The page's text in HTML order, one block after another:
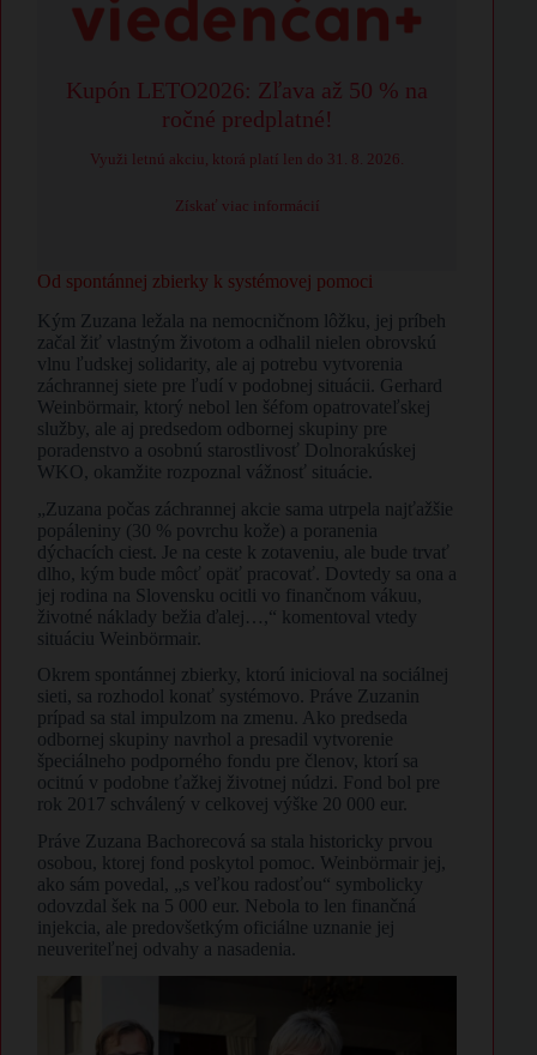
Kupón LETO2026: Zľava až 50 % na
ročné predplatné!
Využi letnú akciu, ktorá platí len do 31. 8. 2026.
Získať viac informácií
Od spontánnej zbierky k systémovej pomoci
Kým Zuzana ležala na nemocničnom lôžku, jej príbeh
začal žiť vlastným životom a odhalil nielen obrovskú
vlnu ľudskej solidarity, ale aj potrebu vytvorenia
záchrannej siete pre ľudí v podobnej situácii. Gerhard
Weinbörmair, ktorý nebol len šéfom opatrovateľskej
služby, ale aj predsedom odbornej skupiny pre
poradenstvo a osobnú starostlivosť Dolnorakúskej
WKO, okamžite rozpoznal vážnosť situácie.
„Zuzana počas záchrannej akcie sama utrpela najťažšie
popáleniny (30 % povrchu kože) a poranenia
dýchacích ciest. Je na ceste k zotaveniu, ale bude trvať
dlho, kým bude môcť opäť pracovať. Dovtedy sa ona a
jej rodina na Slovensku ocitli vo finančnom vákuu,
životné náklady bežia ďalej…,“ komentoval vtedy
situáciu Weinbörmair.
Okrem spontánnej zbierky, ktorú inicioval na sociálnej
sieti, sa rozhodol konať systémovo. Práve Zuzanin
prípad sa stal impulzom na zmenu. Ako predseda
odbornej skupiny navrhol a presadil vytvorenie
špeciálneho podporného fondu pre členov, ktorí sa
ocitnú v podobne ťažkej životnej núdzi. Fond bol pre
rok 2017 schválený v celkovej výške 20 000 eur.
Práve Zuzana Bachorecová sa stala historicky prvou
osobou, ktorej fond poskytol pomoc. Weinbörmair jej,
ako sám povedal, „s veľkou radosťou“ symbolicky
odovzdal šek na 5 000 eur. Nebola to len finančná
injekcia, ale predovšetkým oficiálne uznanie jej
neuveriteľnej odvahy a nasadenia.